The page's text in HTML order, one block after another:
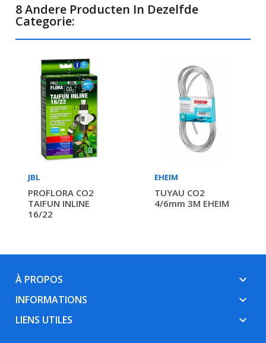
8 Andere Producten In Dezelfde
Categorie:
JBL
PROFLORA CO2
TAIFUN INLINE
16/22
EHEIM
TUYAU CO2
4/6mm 3M EHEIM
À PROPOS keyboard_arrow_down
INFORMATIONS keyboard_arrow_down
LIENS UTILES keyboard_arrow_down